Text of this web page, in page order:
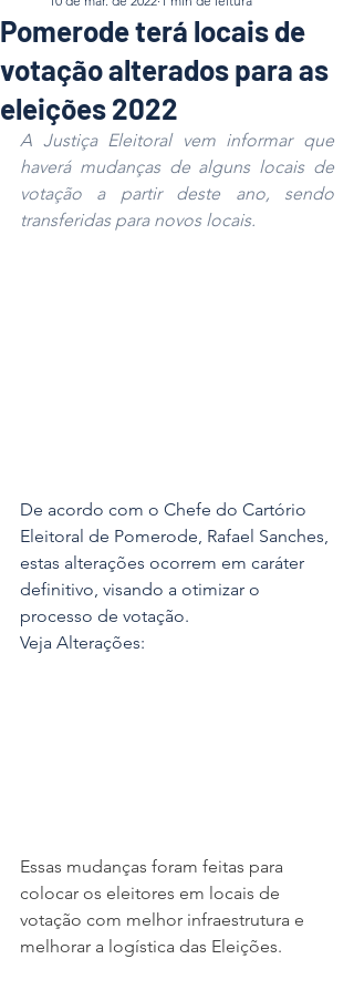
Pomerode terá locais de
votação alterados para as
eleições 2022
A Justiça Eleitoral vem informar que
haverá mudanças de alguns locais de
votação a partir deste ano, sendo
transferidas para novos locais.
De acordo com o Chefe do Cartório
Eleitoral de Pomerode, Rafael Sanches,
estas alterações ocorrem em caráter
definitivo, visando a otimizar o
processo de votação.
Veja Alterações:
Essas mudanças foram feitas para
colocar os eleitores em locais de
votação com melhor infraestrutura e
melhorar a logística das Eleições.